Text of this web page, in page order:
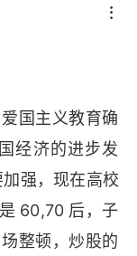
国主义教育确
经济的进步发
强，现在高校
60,70 后，子
整顿，炒股的